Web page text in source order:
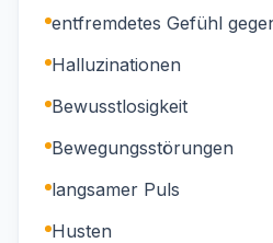
entfremdetes Gefühl
Halluzinationen
Bewusstlosigkeit
Bewegungsstörungen
langsamer Puls
Husten